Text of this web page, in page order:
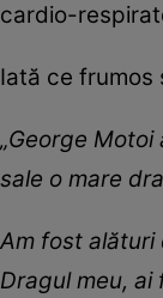
cardio-
Iată ce frumos
„George
sale o mare
Am fost alături
Dragul meu,